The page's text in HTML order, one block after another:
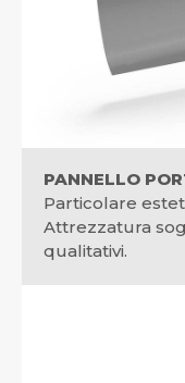
PANNELLO
Particolare
Attrezzatura
qualitativi.